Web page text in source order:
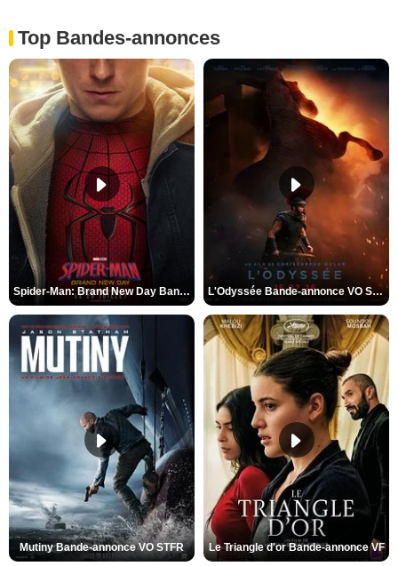
Top Bandes-annonces
Spider-Man: Brand New Day Bande-annonce VO STFR L'Odyssée Bande-annonce VO STFR
Mutiny Bande-annonce VO STFR Le Triangle d'or Bande-annonce VF